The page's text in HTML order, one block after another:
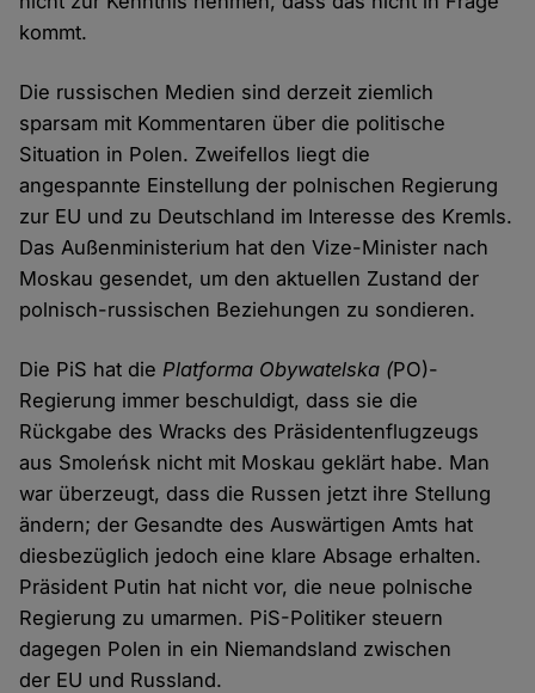
kommt.
Die russischen Medien sind derzeit ziemlich
sparsam mit Kommentaren über die politische
Situation in Polen. Zweifellos liegt die
angespannte Einstellung der polnischen Regierung
zur EU und zu Deutschland im Interesse des Kremls.
Das Außenministerium hat den Vize-Minister nach
Moskau gesendet, um den aktuellen Zustand der
polnisch-russischen Beziehungen zu sondieren.
Die PiS hat diePlatforma Obywatelska (PO)-
Regierung immer beschuldigt, dass sie die
Rückgabe des Wracks des Präsidentenflugzeugs
aus Smoleńsk nicht mit Moskau geklärt habe. Man
war überzeugt, dass die Russen jetzt ihre Stellung
ändern; der Gesandte des Auswärtigen Amts hat
diesbezüglich jedoch eine klare Absage erhalten.
Präsident Putin hat nicht vor, die neue polnische
Regierung zu umarmen. PiS-Politiker steuern
dagegen Polen in ein Niemandsland zwischen
der EU und Russland.